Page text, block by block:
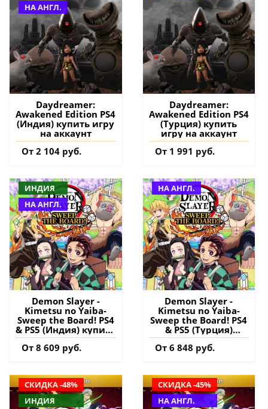
НА АНГЛ.
Daydreamer:
Awakened Edition PS4
(Индия) купить игру
на аккаунт
От 2 104 руб.
Daydreamer:
Awakened Edition PS4
(Турция) купить
игру на аккаунт
От 1 991 руб.
ИНДИЯ
НА АНГЛ.
Demon Slayer -
Kimetsu no Yaiba-
Sweep the Board! PS4
& PS5 (Индия) купить
игру на аккаунт
От 8 609 руб.
НА АНГЛ.
Demon Slayer -
Kimetsu no Yaiba-
Sweep the Board! PS4
& PS5 (Турция)
купить игру на
аккаунт
От 6 848 руб.
СКИДКА -48%
ИНДИЯ
СКИДКА -45%
НА АНГЛ.